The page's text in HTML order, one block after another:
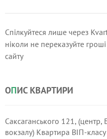
Спілкуйтеся лише через
ніколи не переказуйте
сайту
ОПИС КВАРТИРИ
Саксаганського 121,
вокзалу) Квартира ВІП-